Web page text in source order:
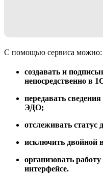
С помощью сервиса можно:
создавать и
непосредственно в
передавать
ЭДО;
отслеживать статус
исключить двойной
организовать
интерфейсе.